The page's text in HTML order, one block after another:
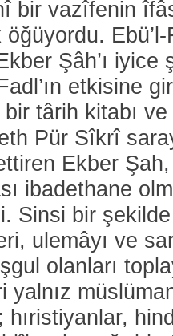
bir vazîfenin
Şâh’ı iyice
etkisine
bir târih kitabı ve
Pür Sîkrî
Ekber
ibadethane
Sinsi bir
ulemâyı ve
olanları
yalnız
hıristiyanlar,